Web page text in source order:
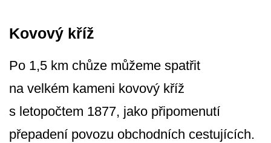
Kovový kříž
Po 1,5 km chůze můžeme spatřit
na velkém kameni kovový kříž
s letopočtem 1877, jako připomenutí
přepadení povozu obchodních cestujících.